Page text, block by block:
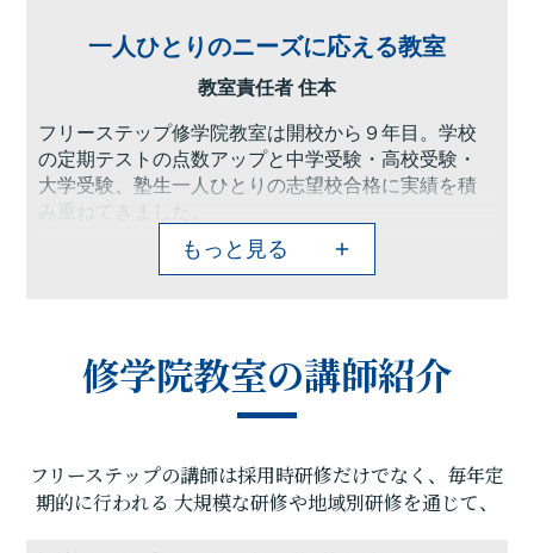
一人ひとりのニーズに応える教室
教室責任者 住本
フリーステップ修学院教室は開校から９年目。学校
の定期テストの点数アップと中学受験・高校受験・
大学受験、塾生一人ひとりの志望校合格に実績を積
み重ねてきました。
京大生中心の精鋭講師陣による丁寧でわかりやすい
習快適性にもこだわり、窮屈にならないゆとりのあ
る授業座席間隔を確保しています。快適かつ落ち着
いた環境で授業と学習に集中できます。
叡電沿線随一の実力講師陣を誇る本教室では多様な
ニーズに応じた学習指導が可能です。定期テストの
点数アップに強いのは勿論、理系講師も豊富な本教
室では数学や理科系科目指導も充実。国公立大二次
もっと見る
修学院教室の講師紹介
フリーステップの講師は採用時研修だけでなく、毎年定
期的に行われる 大規模な研修や地域別研修を通じて、